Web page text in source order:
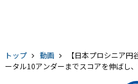
トップ 動画
【日本プロシニア
ータル10アンダーまでスコアを伸ばし